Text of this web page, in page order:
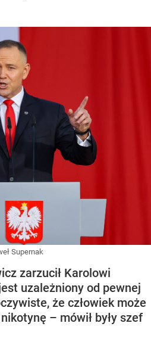
Supernak
zarzucił Karolowi
uzależniony od pewnej
że człowiek może
– mówił były szef